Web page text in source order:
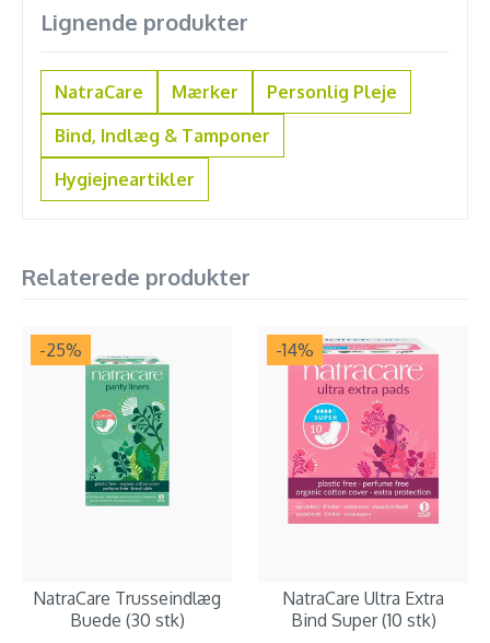
Lignende produkter
NatraCare Mærker
Personlig Pleje
Bind, Indlæg & Tamponer
Hygiejneartikler
Relaterede produkter
-25%
NatraCare Trusseindlæg
Buede (30 stk)
-14%
NatraCare Ultra Extra
Bind Super (10 stk)